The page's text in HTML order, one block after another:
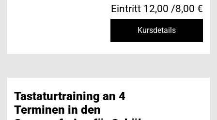
Eintritt 12,00 /8,00 €
Kursdetails
Tastaturtraining an 4
Terminen in den